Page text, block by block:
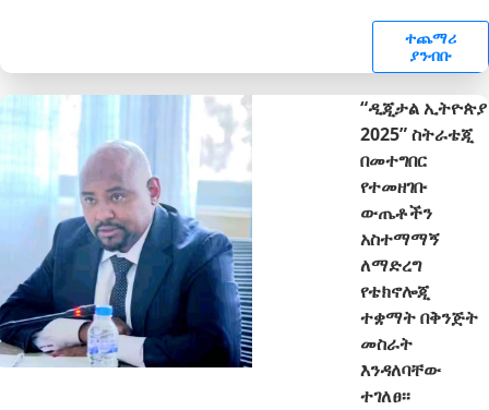
ተጨማሪ
ያንብቡ
“ዲጂታል ኢትዮጵያ
2025” ስትራቴጂ
በመተግበር
የተመዘገቡ
ውጤቶችን
አስተማማኝ
ለማድረግ
የቴክኖሎጂ
ተቋማት በቅንጅት
መስራት
እንዳለባቸው
ተገለፀ፡፡